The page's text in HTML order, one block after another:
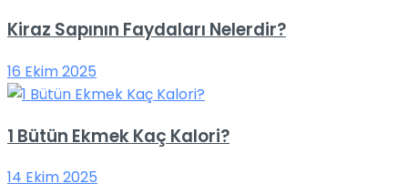
Kiraz Sapının Faydaları Nelerdir?
16 Ekim 2025
1 Bütün Ekmek Kaç Kalori?
14 Ekim 2025